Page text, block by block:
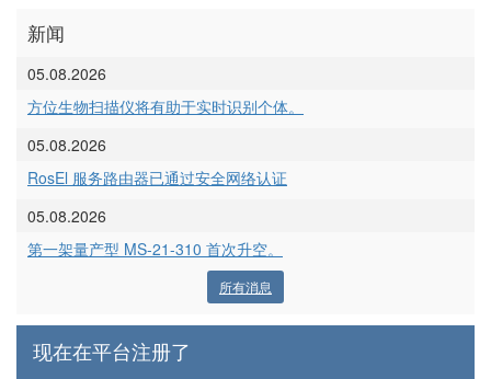
新闻
05.08.2026
方位生物扫描仪将有助于实时识别个体。
05.08.2026
RosEl 服务路由器已通过安全网络认证
05.08.2026
第一架量产型 MS-21-310 首次升空。
所有消息
现在在平台注册了